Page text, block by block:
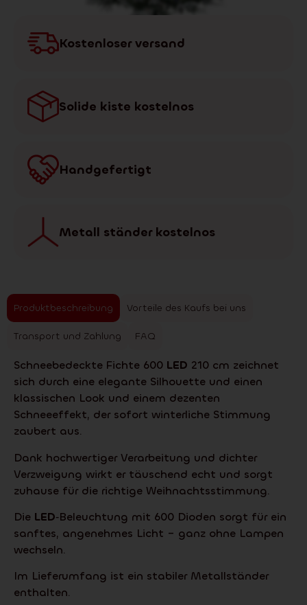
Kostenloser versand
Solide kiste kostelnos
Handgefertigt
Metall ständer kostelnos
Produktbeschreibung Vorteile des Kaufs bei uns
Transport und Zahlung FAQ
Schneebedeckte Fichte 600 LED 210 cm zeichnet
sich durch eine elegante Silhouette und einen
klassischen Look und einem dezenten
Schneeeffekt, der sofort winterliche Stimmung
zaubert aus.
Dank hochwertiger Verarbeitung und dichter
Verzweigung wirkt er täuschend echt und sorgt
zuhause für die richtige Weihnachtsstimmung.
Die LED‑Beleuchtung mit 600 Dioden sorgt für ein
sanftes, angenehmes Licht – ganz ohne Lampen
wechseln.
Im Lieferumfang ist ein stabiler Metallständer
enthalten.